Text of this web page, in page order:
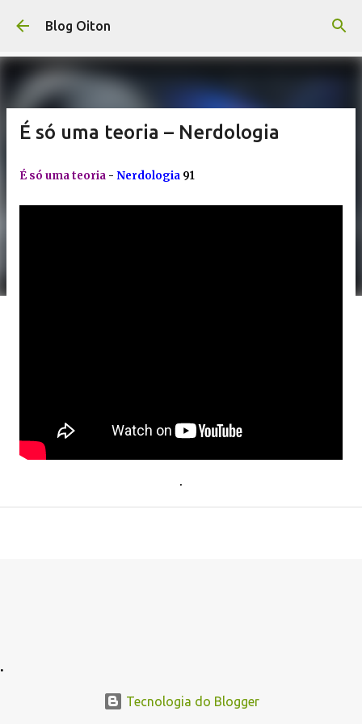
Pular para o conteúdo principal
Blog Oiton
É só uma teoria – Nerdologia
É só uma teoria - Nerdologia 91
.
.
Tecnologia do Blogger